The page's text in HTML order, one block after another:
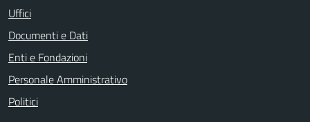
Uffici
Documenti e Dati
Enti e Fondazioni
Personale Amministrativo
Politici